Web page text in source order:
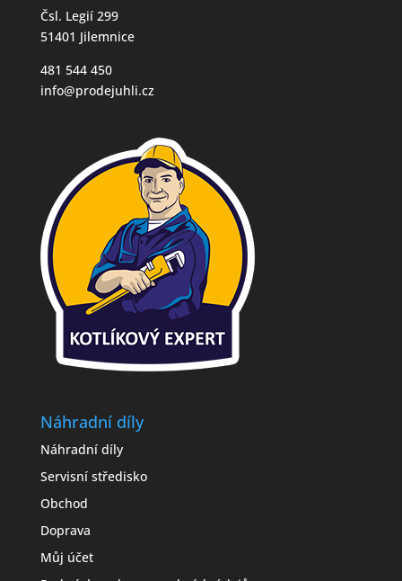
Čsl. Legií 299
51401 Jilemnice
481 544 450
info@prodejuhli.cz
Náhradní díly
Náhradní díly
Servisní středisko
Obchod
Doprava
Můj účet